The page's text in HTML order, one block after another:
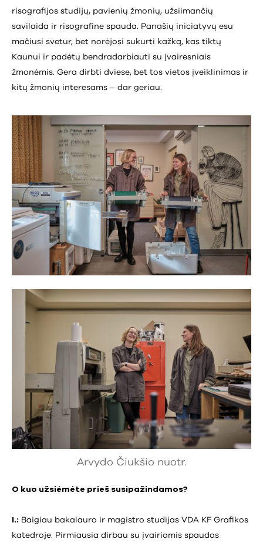
risografijos studijų, pavienių žmonių, užsiimančių
savilaida ir risografine spauda. Panašių iniciatyvų esu
mačiusi svetur, bet norėjosi sukurti kažką, kas tiktų
Kaunui ir padėtų bendradarbiauti su įvairesniais
žmonėmis. Gera dirbti dviese, bet tos vietos įveiklinimas ir
kitų žmonių interesams – dar geriau.
Arvydo Čiukšio nuotr.
O kuo užsiėmėte prieš susipažindamos?
I.: Baigiau bakalauro ir magistro studijas VDA KF Grafikos
katedroje. Pirmiausia dirbau su įvairiomis spaudos